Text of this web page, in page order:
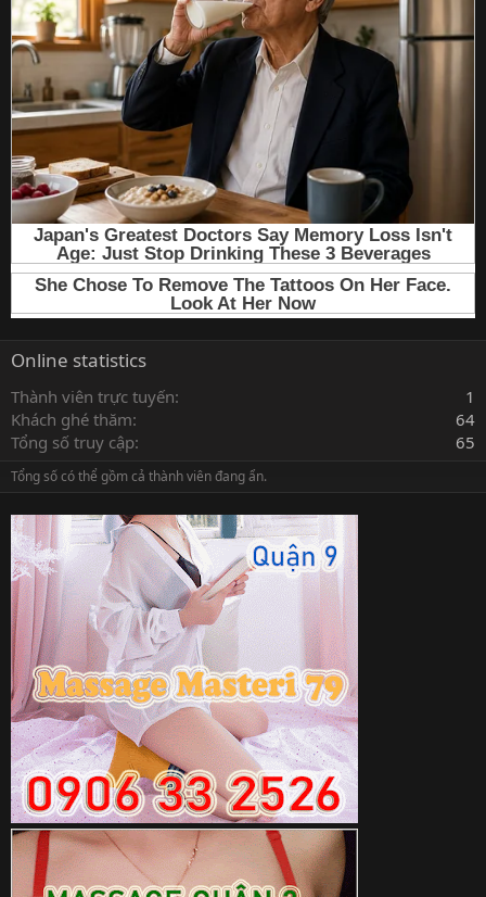
Online statistics
Thành viên trực tuyến
1
Khách ghé thăm
64
Tổng số truy cập
65
Tổng số có thể gồm cả thành viên đang ẩn.